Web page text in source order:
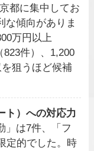
都に集中してお
な傾向がありま
万円以上
823件）、1,200
狙うほど候補
ト）への対応力
」は7件、「フ
定的でした。時